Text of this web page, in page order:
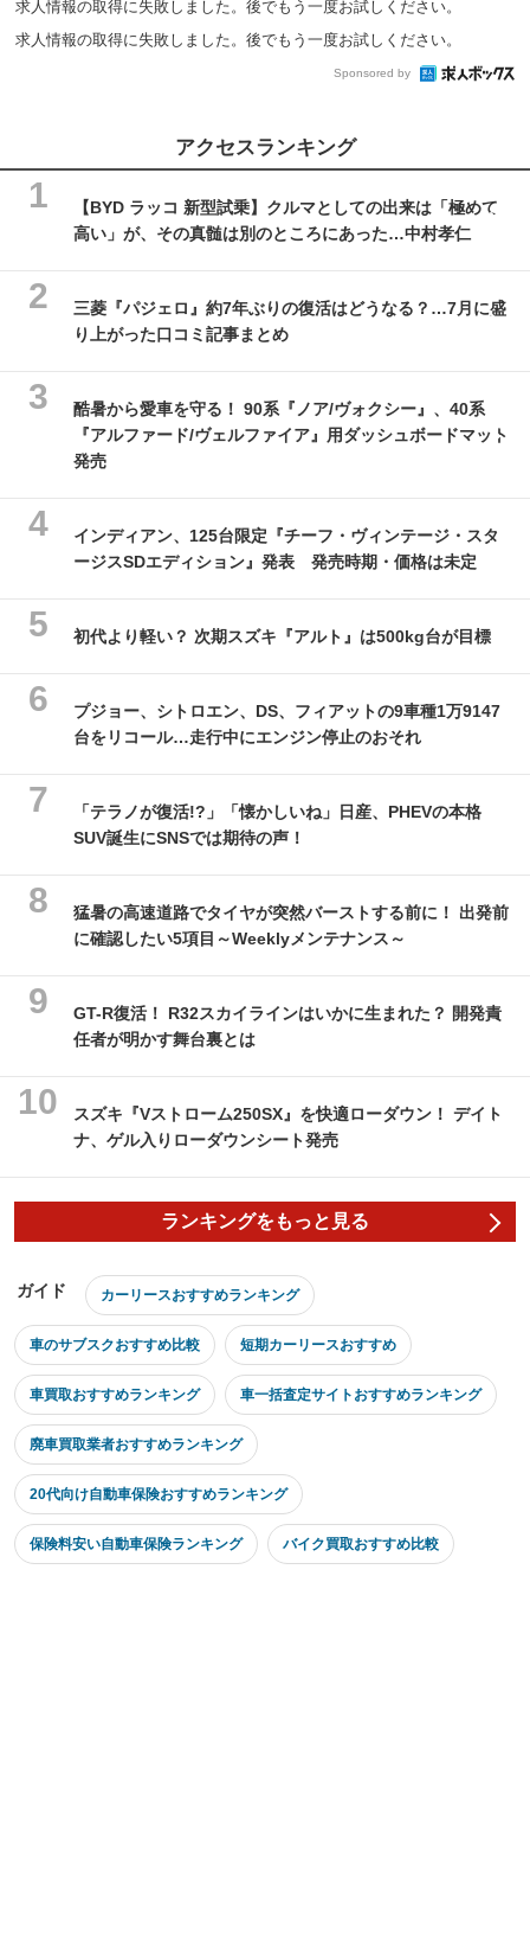
求人情報の取得に失敗しました。後でもう一度お試しください。
求人情報の取得に失敗しました。後でもう一度お試しください。
Sponsored by
アクセスランキング
【BYD ラッコ 新型試乗】クルマとしての出来は「極めて
高い」が、その真髄は別のところにあった…中村孝仁
三菱『パジェロ』約7年ぶりの復活はどうなる？…7月に盛
り上がった口コミ記事まとめ
酷暑から愛車を守る！ 90系『ノア/ヴォクシー』、40系
『アルファード/ヴェルファイア』用ダッシュボードマット
発売
インディアン、125台限定『チーフ・ヴィンテージ・スタ
ージスSDエディション』発表 発売時期・価格は未定
初代より軽い？ 次期スズキ『アルト』は500kg台が目標
プジョー、シトロエン、DS、フィアットの9車種1万9147
台をリコール…走行中にエンジン停止のおそれ
「テラノが復活!?」「懐かしいね」日産、PHEVの本格
SUV誕生にSNSでは期待の声！
猛暑の高速道路でタイヤが突然バーストする前に！ 出発前
に確認したい5項目～Weeklyメンテナンス～
GT-R復活！ R32スカイラインはいかに生まれた？ 開発責
任者が明かす舞台裏とは
スズキ『Vストローム250SX』を快適ローダウン！ デイト
ナ、ゲル入りローダウンシート発売
ランキングをもっと見る
ガイド カーリースおすすめランキング
車のサブスクおすすめ比較 短期カーリースおすすめ
車買取おすすめランキング 車一括査定サイトおすすめランキング
廃車買取業者おすすめランキング
20代向け自動車保険おすすめランキング
保険料安い自動車保険ランキング バイク買取おすすめ比較